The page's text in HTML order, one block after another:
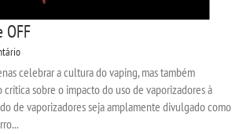
OFF
celebrar a cultura do vaping, mas também
sobre o impacto do uso de vaporizadores à
de vaporizadores seja amplamente divulgado como